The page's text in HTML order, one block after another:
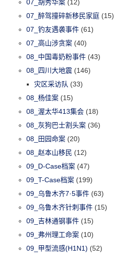
07_胡秀华案 (12)
07_醉驾撞碎新移民家庭 (15)
07_钓友遇袭事件 (61)
07_高山涉贪案 (40)
08_中国毒奶粉事件 (43)
08_四川大地震 (146)
灾区采访队 (33)
08_杨佳案 (15)
08_渥太华413集会 (18)
08_灰狗巴士割头案 (36)
08_田园命案 (20)
08_赵本山移民 (12)
09_D-Case档案 (47)
09_T-Case档案 (199)
09_乌鲁木齐7·5事件 (63)
09_乌鲁木齐针刺事件 (15)
09_吉林通钢事件 (15)
09_弗州理工命案 (10)
09_甲型流感(H1N1) (52)